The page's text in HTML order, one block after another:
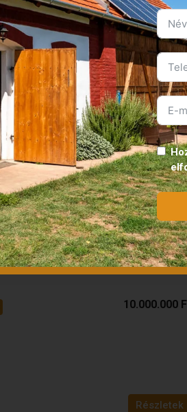
Többgenerációs ház Mernye | Eladó 3 szintes ikerház fél
Részletek
Eladó családi ház Kisbárapátiban – 2 lakrész, nagy telek
78.120.000
217.000
Részletek
10.000.000
Részletek